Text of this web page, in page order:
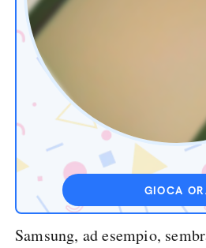
GIOCA
Samsung, ad esempio,